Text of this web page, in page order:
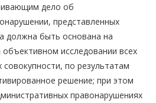
дело об
представленных
должна быть основана на
исследовании всех
по результатам
решение; при этом
правонарушениях